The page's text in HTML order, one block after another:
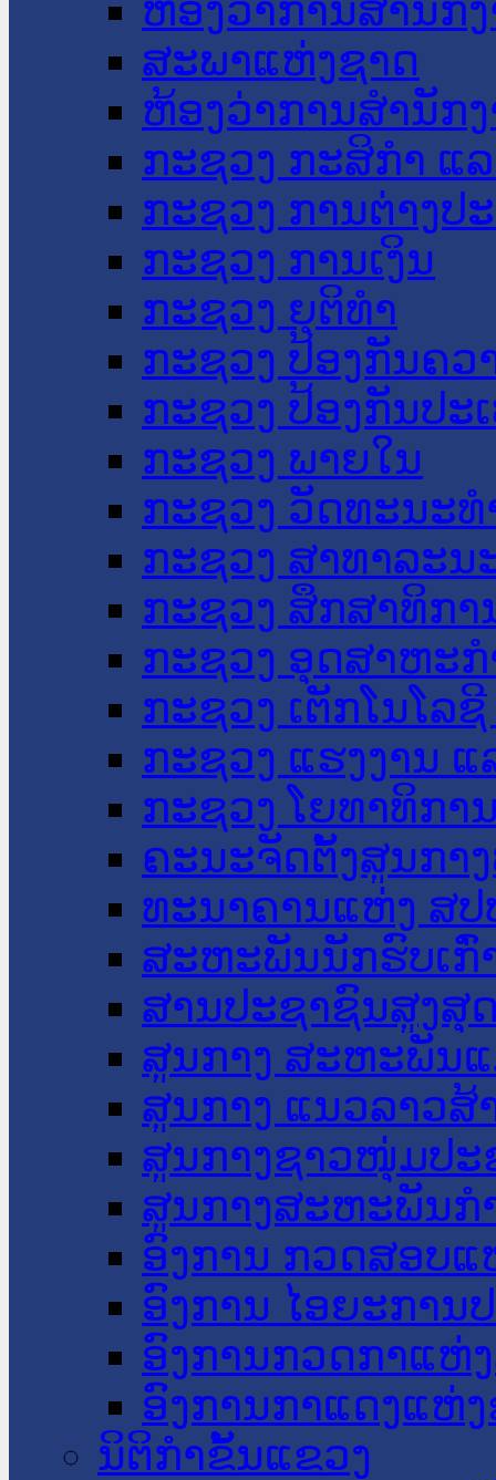
ຫ້ອງວ່າການສໍານັກ
ສະພາແຫ່ງຊາດ
ຫ້ອງວ່າການສຳນັກ
ກະຊວງ ກະສິກຳ ແ
ກະຊວງ ການຕ່າງປ
ກະຊວງ ການເງິນ
ກະຊວງ ຍຸຕິທໍາ
ກະຊວງ ປ້ອງກັນຄວ
ກະຊວງ ປ້ອງກັນປະ
ກະຊວງ ພາຍໃນ
ກະຊວງ ວັດທະນະ
ກະຊວງ ສາທາລະນ
ກະຊວງ ສຶກສາທິກາ
ກະຊວງ ອຸດສາຫະ
ກະຊວງ ເຕັກໂນໂລ
ກະຊວງ ແຮງງານ
ກະຊວງ ໂຍທາທິກາ
ຄະນະຈັດຕັ້ງສູນກາ
ທະນາຄານແຫ່ງ ສປ
ສະຫະພັນນັກຮົບເກົ່
ສານປະຊາຊົນສູງສຸ
ສູນກາງ ສະຫະພັນ
ສູນກາງ ແນວລາວສ້
ສູນກາງຊາວໜຸ່ມປະ
ສູນກາງສະຫະພັນກ
ອົງການ ກວດສອບແ
ອົງການ ໄອຍະການ
ອົງການກວດກາແຫ່
ອົງການກາແດງແຫ່
ນິຕິກໍາຂັ້ນແຂວງ